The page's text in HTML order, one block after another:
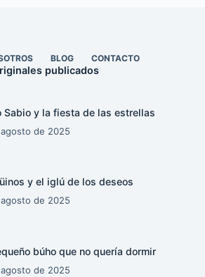
BLOG CONTACTO
publicados
Sabio y la fiesta de las estrellas
de 2025
y el iglú de los deseos
de 2025
búho que no quería dormir
de 2025